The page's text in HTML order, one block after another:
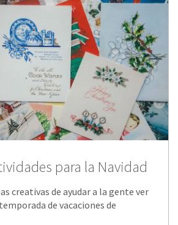
para la Navidad
creativas de ayudar a la gente ver
de vacaciones de